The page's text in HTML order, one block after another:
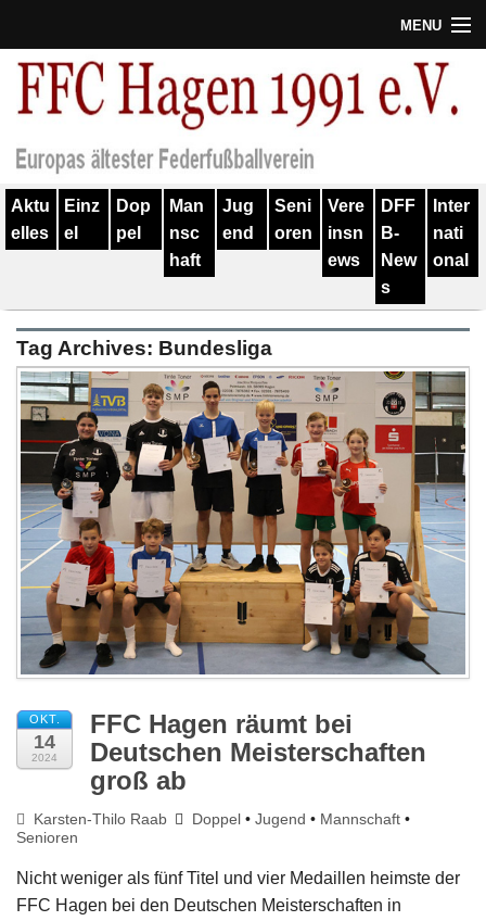
MENU
Termine
Verein
Geschichte
Training
Spieler
Kontakt
Links
Impressum
Aktu
elles
Einz
el
Dop
pel
Man
nsc
haft
Jug
end
Seni
oren
Vere
insn
ews
DFF
B-
New
s
Inter
nati
onal
Tag Archives: Bundesliga
OKT.
14
2024
FFC Hagen räumt bei
Deutschen Meisterschaften
groß ab
Karsten-Thilo Raab Doppel •Jugend • Mannschaft •
Senioren
Nicht weniger als fünf Titel und vier Medaillen heimste der
FFC Hagen bei den Deutschen Meisterschaften in